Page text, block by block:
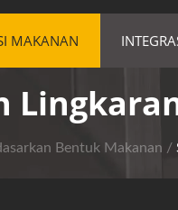
MAKANAN
Bentuk Makanan /